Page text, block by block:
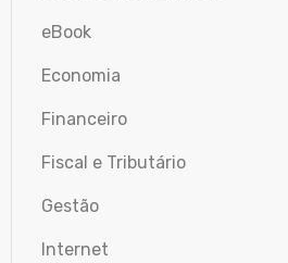
eBook
Economia
Financeiro
Fiscal e Tributário
Gestão
Internet